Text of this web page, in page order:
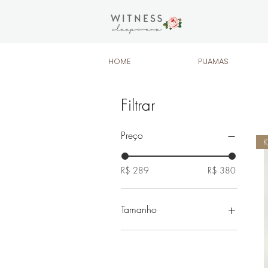
HOME PIJAMAS
Filtrar
Preço
R$ 289 R$ 380
Tamanho
G